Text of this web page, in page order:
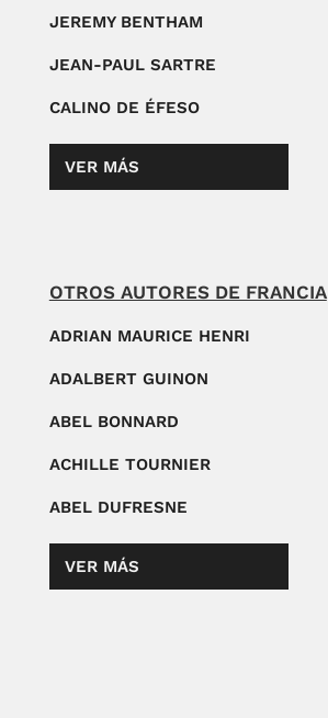
JEREMY BENTHAM
JEAN-PAUL SARTRE
CALINO DE ÉFESO
VER MÁS
OTROS AUTORES DE FRANCIA
ADRIAN MAURICE HENRI
ADALBERT GUINON
ABEL BONNARD
ACHILLE TOURNIER
ABEL DUFRESNE
VER MÁS